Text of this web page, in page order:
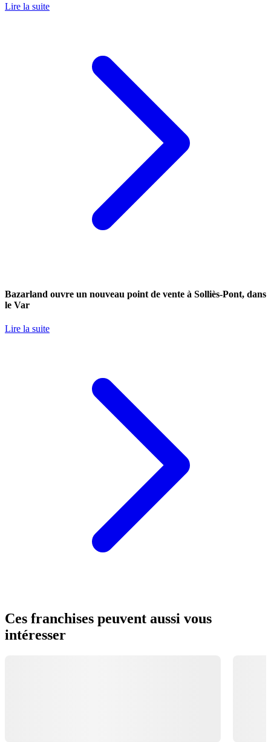
Lire la suite
Bazarland ouvre un nouveau point de vente à Solliès-Pont, dans
le Var
Lire la suite
Ces franchises peuvent aussi vous
intéresser